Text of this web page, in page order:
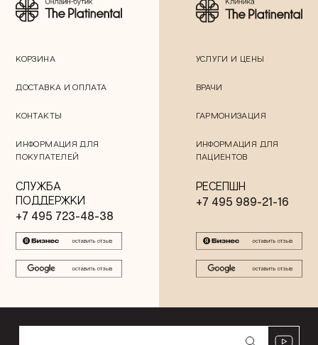
КОРЗИНА
ДОСТАВКА И ОПЛАТА
КОНТАКТЫ
ИНФОРМАЦИЯ ДЛЯ
ПОКУПАТЕЛЕЙ
СЛУЖБА
ПОДДЕРЖКИ
+7 495 723-48-38
УСЛУГИ И ЦЕНЫ
ВРАЧИ
ГАРМОНИЗАЦИЯ
ИНФОРМАЦИЯ ДЛЯ
ПАЦИЕНТОВ
РЕСЕПШН
+7 495 989-21-16